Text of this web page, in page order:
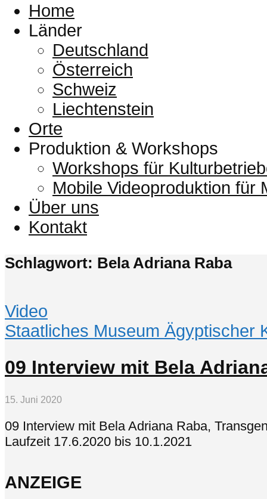
Home
Länder
Deutschland
Österreich
Schweiz
Liechtenstein
Orte
Produktion & Workshops
Workshops für
Mobile Videoproduktion für
Über uns
Kontakt
Schlagwort: Bela Adriana Raba
Video
Staatliches Museum Ägyptischer
09 Interview mit Bela
15. Juni 2020
09 Interview mit Bela Adriana Raba,
Laufzeit 17.6.2020 bis 10.1.2021
ANZEIGE